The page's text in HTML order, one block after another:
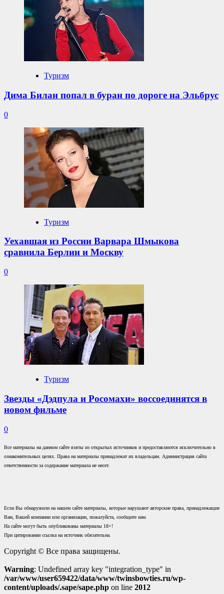
Туризм
Дима Билан попал в буран по дороге на Эльбрус
0
Туризм
Уехавшая из России Варвара Шмыкова
сравнила Берлин и Москву
0
Туризм
Звезды «Дэдпула и Росомахи» воссоединятся в
новом фильме
0
Все материалы на данном сайте взяты из открытых источников и предоставляются исключительно в
ознакомительных целях. Права на материалы принадлежат их владельцам. Администрация сайта
ответственности за содержание материала не несет.
Если Вы обнаружили на нашем сайте материалы, которые нарушают авторские права, принадлежащие
Вам, Вашей компании или организации, пожалуйста, сообщите нам.
На сайте могут быть опубликованы материалы 18+!
При цитировании ссылка на источник обязательна.
Copyright © Все права защищены.
Warning: Undefined array key "integration_type" in
/var/www/user659422/data/www/twinsbowties.ru/wp-
content/uploads/.sape/sape.php on line 2012